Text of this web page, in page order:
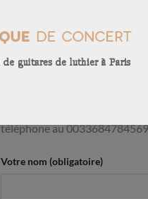
Pour plus d’information,
téléphone au 0033684784569
Votre nom (obligatoire)